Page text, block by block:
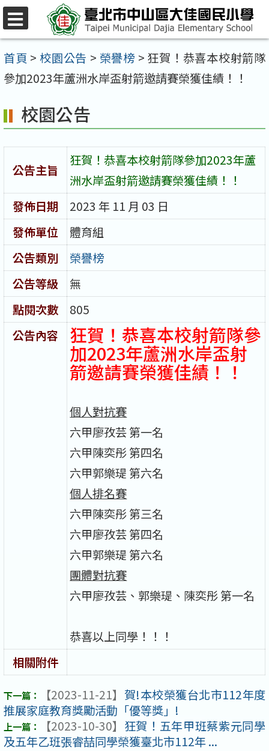
跳
至
主
要
容
區
首頁 > 校園公告 > 榮譽榜 > 狂賀！恭喜本校射箭隊
參加2023年蘆洲水岸盃射箭邀請賽榮獲佳績！！
校園公告
公告主旨
狂賀！恭喜本校射箭隊參加2023年蘆
洲水岸盃射箭邀請賽榮獲佳績！！
發佈日期
2023 年 11 月 03 日
發佈單位
體育組
公告類別
榮譽榜
公告等級
無
點閱次數
805
公告內容
狂賀！恭喜本校射箭隊參
加2023年蘆洲水岸盃射
箭邀請賽榮獲佳績！！
個人對抗賽
六甲廖孜芸 第一名
六甲陳奕彤 第四名
六甲郭樂瑅 第六名
個人排名賽
六甲陳奕彤 第三名
六甲廖孜芸 第四名
六甲郭樂瑅 第六名
團體對抗賽
六甲廖孜芸、郭樂瑅、陳奕彤 第一名
恭喜以上同學！！！
相關附件
【2023-11-21】 賀!本校榮獲台北市112年度
推展家庭教育獎勵活動「優等獎」!
【2023-10-30】 狂賀！五年甲班蔡紫元同學
及五年乙班張睿喆同學榮獲臺北市112年 ...
選
單